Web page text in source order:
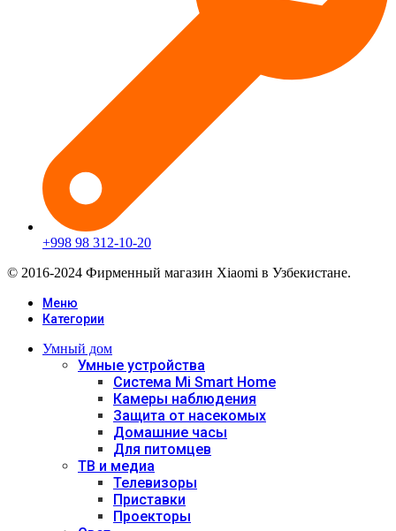
+998 98 312-10-20
© 2016-2024 Фирменный магазин Xiaomi в Узбекистане.
Меню
Категории
Умный дом
Умные устройства
Система Mi Smart Home
Камеры наблюдения
Защита от насекомых
Домашние часы
Для питомцев
ТВ и медиа
Телевизоры
Приставки
Проекторы